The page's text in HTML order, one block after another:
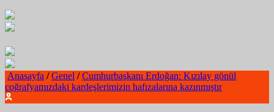
Anasayfa / Genel / Cumhurbaşkanı Erdoğan: Kızılay gönül
coğrafyamızdaki kardeşlerimizin hafızalarına kazınmıştır